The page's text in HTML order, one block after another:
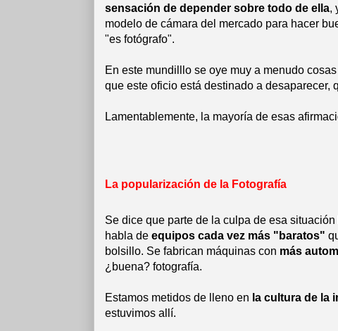
sensación de depender sobre todo de ella,
modelo de cámara del mercado para hacer
"es fotógrafo".
En este mundilllo se oye muy a menudo
que este oficio está destinado a desaparecer,
Lamentablemente, la mayoría de esas
La popularización de la Fotografía
Se dice que parte de la culpa de esa
habla de equipos cada vez más "baratos"
bolsillo. Se fabrican máquinas con más
¿buena? fotografía.
Estamos metidos de lleno en la cultura de la
estuvimos allí.